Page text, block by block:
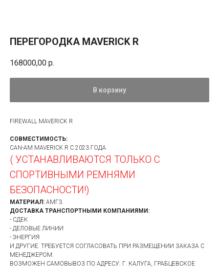
ПЕРЕГОРОДКА MAVERICK R
168000,00 р.
В корзину
FIREWALL MAVERICK R
СОВМЕСТИМОСТЬ:
CAN-AM MAVERICK R С 2023 ГОДА
( УСТАНАВЛИВАЮТСЯ ТОЛЬКО С
СПОРТИВНЫМИ РЕМНЯМИ
БЕЗОПАСНОСТИ!)
МАТЕРИАЛ: АМГ3
ДОСТАВКА ТРАНСПОРТНЫМИ КОМПАНИЯМИ:
- СДЕК
- ДЕЛОВЫЕ ЛИНИИ
- ЭНЕРГИЯ
И ДРУГИЕ. ТРЕБУЕТСЯ СОГЛАСОВАТЬ ПРИ РАЗМЕЩЕНИИ ЗАКАЗА С
МЕНЕДЖЕРОМ.
ВОЗМОЖЕН САМОВЫВОЗ ПО АДРЕСУ: Г. КАЛУГА, ГРАБЦЕВСКОЕ